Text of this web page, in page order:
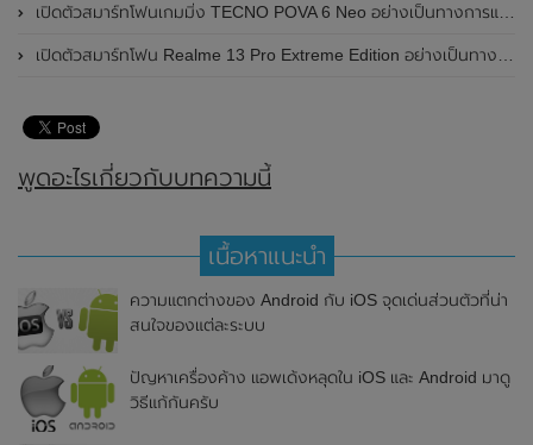
เปิดตัวสมาร์ทโฟนเกมมิ่ง TECNO POVA 6 Neo อย่างเป็นทางการแล้วในประเทศไทย ในราคา 8,499 บาท
เปิดตัวสมาร์ทโฟน Realme 13 Pro Extreme Edition อย่างเป็นทางการแล้วในประเทศจีน
พูดอะไรเกี่ยวกับบทความนี้
เนื้อหาแนะนำ
ความแตกต่างของ Android กับ iOS จุดเด่นส่วนตัวที่น่า
สนใจของแต่ละระบบ
ปัญหาเครื่องค้าง แอพเด้งหลุดใน iOS และ Android มาดู
วิธีแก้กันครับ